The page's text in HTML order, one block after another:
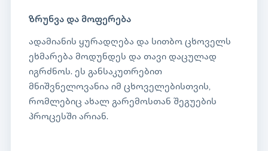
ზრუნვა და მოფერება
ადამიანის ყურადღება და სითბო ცხოველს
ეხმარება მოდუნდეს და თავი დაცულად
იგრძნოს. ეს განსაკუთრებით
მნიშვნელოვანია იმ ცხოველებისთვის,
რომლებიც ახალ გარემოსთან შეგუების
პროცესში არიან.